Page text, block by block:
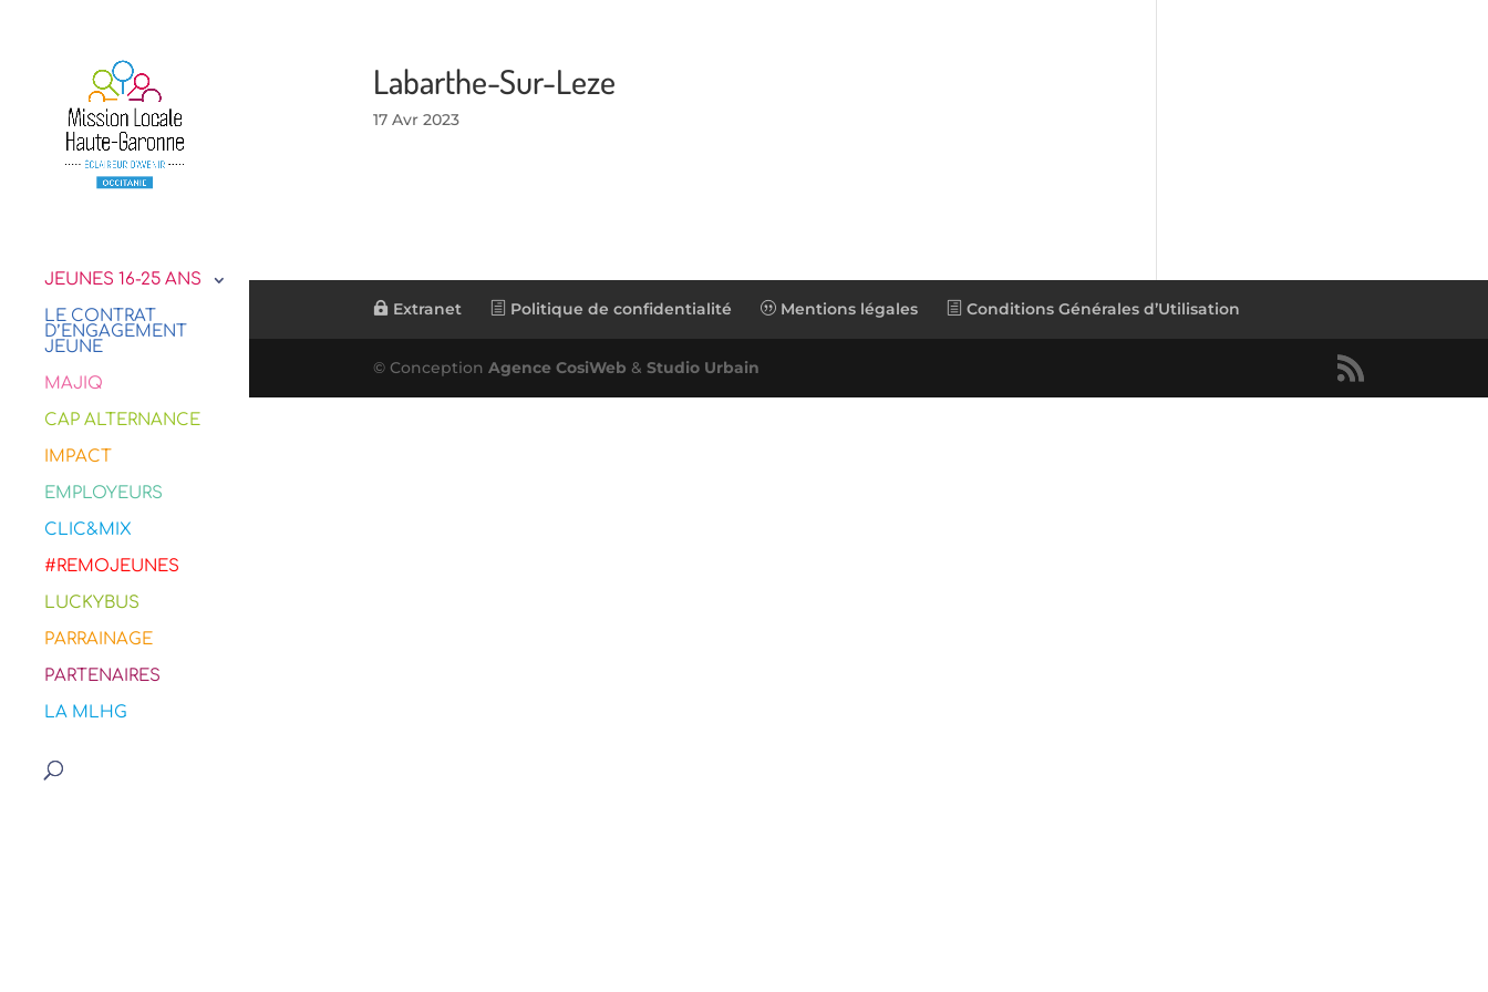
JEUNES 16-25 ANS
LE CONTRAT
D’ENGAGEMENT
JEUNE
MAJIQ
CAP ALTERNANCE
IMPACT
EMPLOYEURS
CLIC&MIX
#REMOJEUNES
LUCKYBUS
PARRAINAGE
PARTENAIRES
LA MLHG
Labarthe-Sur-Leze
17 Avr 2023
Extranet Politique de confidentialité Mentions légales Conditions Générales d’Utilisation
© Conception Agence CosiWeb & Studio Urbain